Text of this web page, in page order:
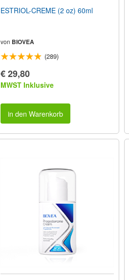
ESTRIOL-CREME (2 oz) 60ml
von BIOVEA
(289)
€ 29,80
MWST Inklusive
in den Warenkorb